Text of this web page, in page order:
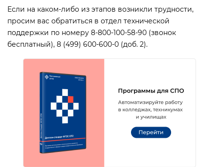
Если на каком-либо из этапов возникли трудности,
просим вас обратиться в отдел технической
поддержки по номеру 8-800-100-58-90 (звонок
есплатный), 8 (499) 600-600-0 (доб. 2).